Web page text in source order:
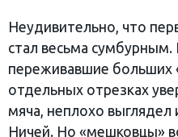
Неудивительно, что
стал весьма
переживавшие больших
отдельных отрезках
мяча, неплохо выглядел
Ничей. Но «мешковцы»